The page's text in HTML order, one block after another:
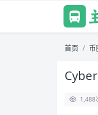
首页 币
1,488